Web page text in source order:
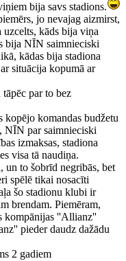
bija savs stadions.
jo nevajag aizmirst,
uzcelts, kāds bija viņa
bija NĪN saimnieciski
kādas bija stadiona
situācija kopumā ar
par to bez
komandas budžetu
NĪN par saimnieciski
izmaksas, stadiona
visa tā naudiņa.
un to šobrīd negribās, bet
spēlē tikai nosacīti
šo stadionu klubi ir
brendam. Piemēram,
kompānijas ''Allianz''
pieder daudz dažādu
2 gadiem